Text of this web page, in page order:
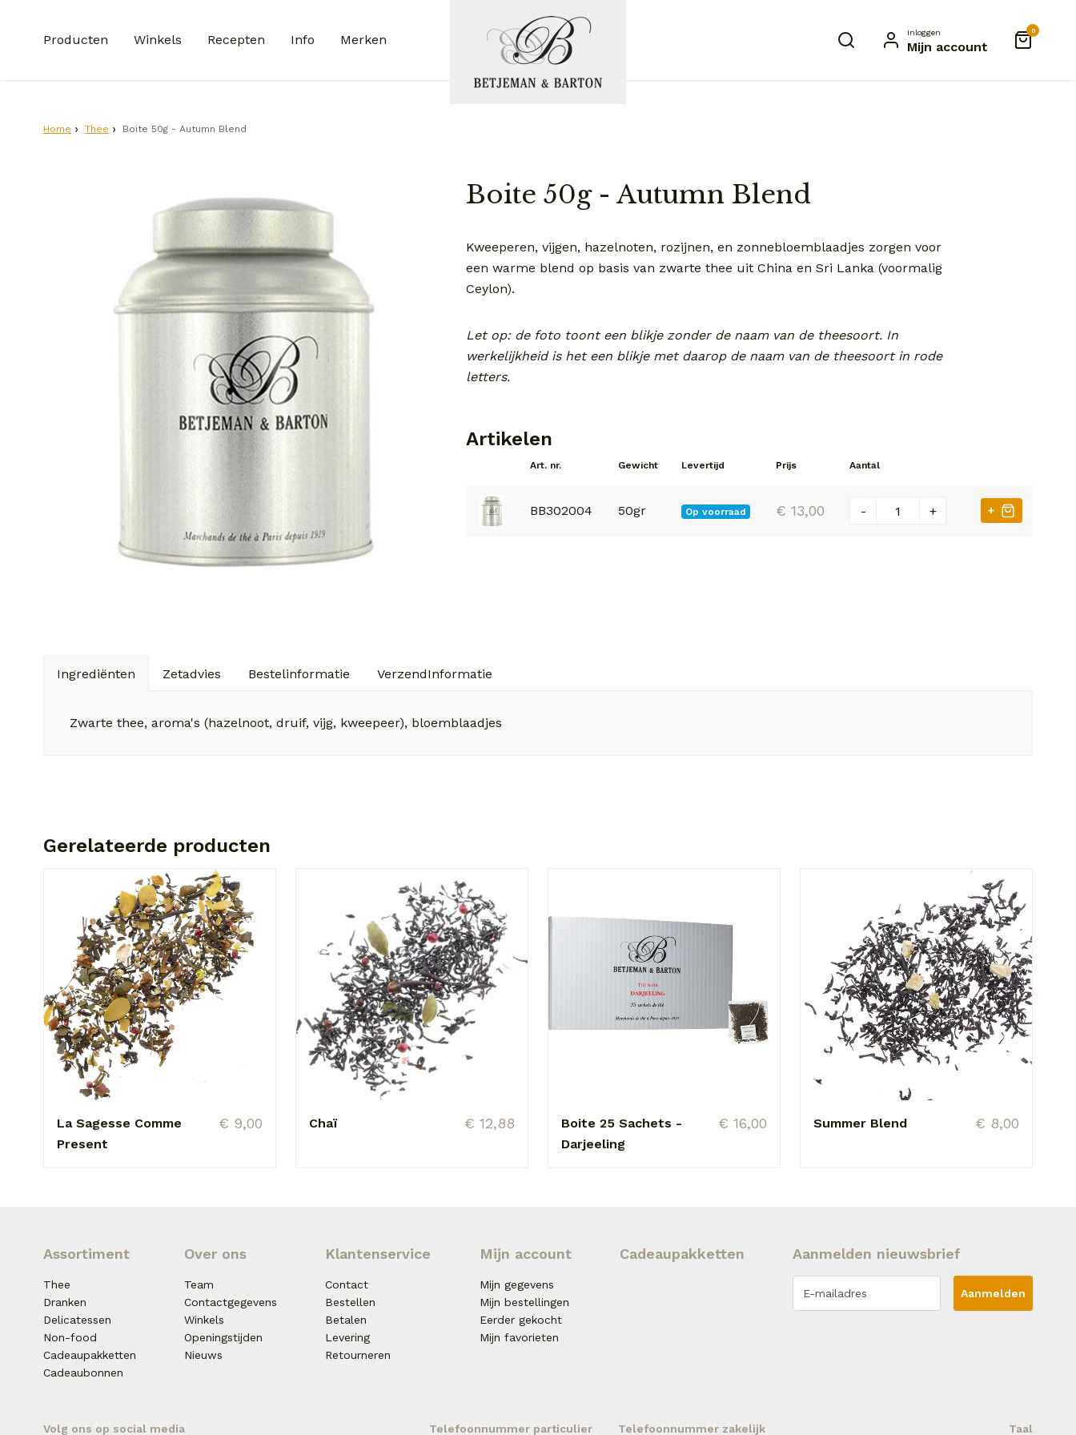
Producten Winkels Recepten Info Merken Inloggen
Mijn account
0
Home Thee Boite 50g - Autumn Blend
Boite 50g - Autumn Blend
Kweeperen, vijgen, hazelnoten, rozijnen, en zonnebloemblaadjes zorgen voor
een warme blend op basis van zwarte thee uit China en Sri Lanka (voormalig
Ceylon).
Let op: de foto toont een blikje zonder de naam van de theesoort. In
werkelijkheid is het een blikje met daarop de naam van de theesoort in rode
letters.
Artikelen
Art. nr. Gewicht Levertijd Prijs Aantal
BB302004 50gr Op voorraad € 13,00 - + +
Ingrediënten Zetadvies Bestelinformatie VerzendInformatie
Zwarte thee, aroma's (hazelnoot, druif, vijg, kweepeer), bloemblaadjes
Gerelateerde producten
La Sagesse Comme
Present
€ 9,00 Chaï € 12,88
Boite 25 Sachets -
Darjeeling
€ 16,00 Summer Blend € 8,00
Assortiment
Thee
Dranken
Delicatessen
Non-food
Cadeaupakketten
Cadeaubonnen
Over ons
Team
Contactgegevens
Winkels
Openingstijden
Nieuws
Klantenservice
Contact
Bestellen
Betalen
Levering
Retourneren
Mijn account
Mijn gegevens
Mijn bestellingen
Eerder gekocht
Mijn favorieten
Cadeaupakketten Aanmelden nieuwsbrief
Aanmelden
Volg ons op social media Telefoonnummer particulier Telefoonnummer zakelijk Taal